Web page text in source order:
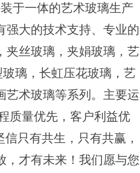
于一体的艺术玻璃生产
强大的技术支持、专业的
夹丝玻璃，夹娟玻璃，艺
璃，长虹压花玻璃，艺
艺术玻璃等系列。主要运
质量优先，客户利益优
只有共生，只有共赢，
，才有未来！我们愿与您